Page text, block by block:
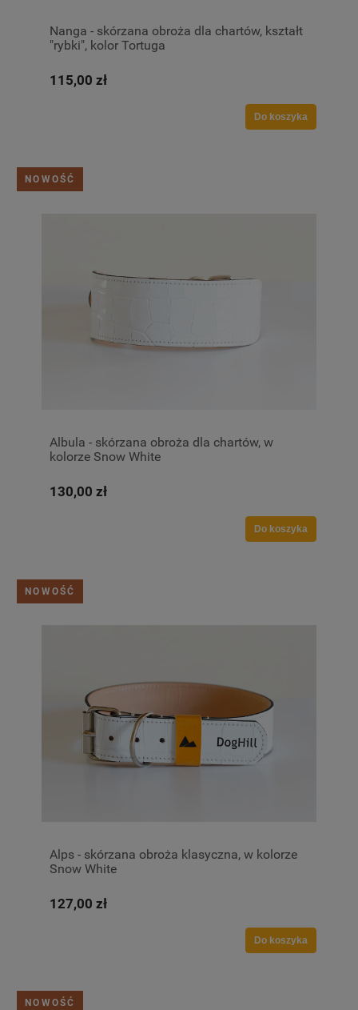
Nanga - skórzana obroża dla chartów, kształt
"rybki", kolor Tortuga
115,00 zł
Do koszyka
Albula - skórzana obroża dla chartów, w
kolorze Snow White
130,00 zł
Do koszyka
NOWOŚĆ
Alps - skórzana obroża klasyczna, w kolorze
Snow White
127,00 zł
Do koszyka
NOWOŚĆ
NOWOŚĆ